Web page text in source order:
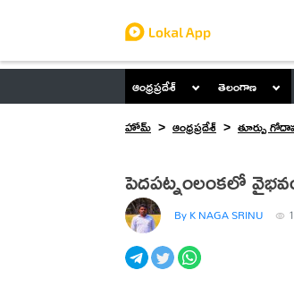
ఆంధ్రప్రదేశ్ తెలంగాణ
హోమ్
ఆంధ్రప్రదేశ్ తూర్పు
పెదపట్నంలంకలో
By K NAGA SRINU